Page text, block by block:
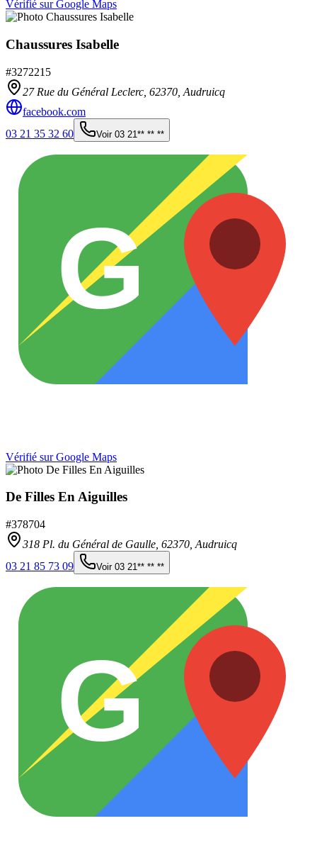
Vérifié sur Google Maps
Chaussures Isabelle
#3272215
27 Rue du Général Leclerc, 62370 Audruicq
facebook.com
03 21 35 32 60
Voir 03 21** ** **
G
Vérifié sur Google Maps
De Filles En Aiguilles
#378704
318 Pl. du Général de Gaulle, 62370 Audruicq
03 21 85 73 09
Voir 03 21** ** **
G